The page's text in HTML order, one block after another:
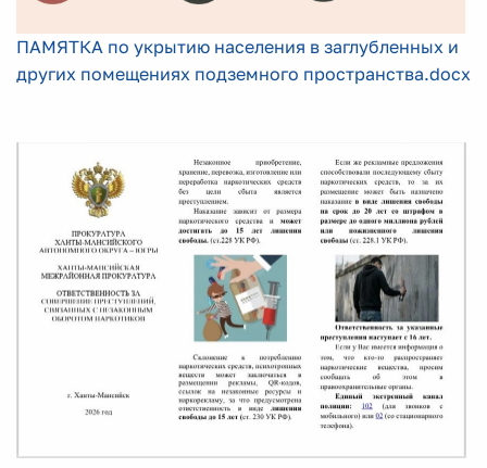
ПАМЯТКА по укрытию населения в заглубленных и
других помещениях подземного пространства.docx